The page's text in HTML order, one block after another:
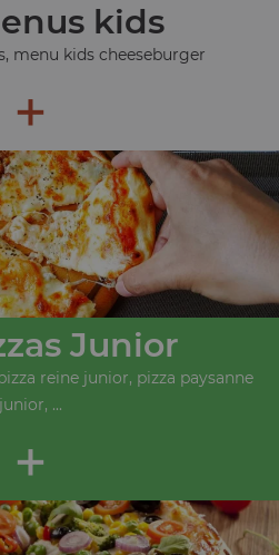
kids
menu kids cheeseburger
+
Junior
reine junior, pizza paysanne
junior, ...
+